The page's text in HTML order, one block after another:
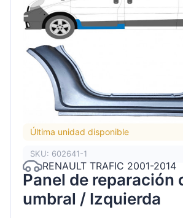
Última unidad disponible
SKU: 602641-1
RENAULT TRAFIC 2001-2014
Panel de reparación
umbral / Izquierda